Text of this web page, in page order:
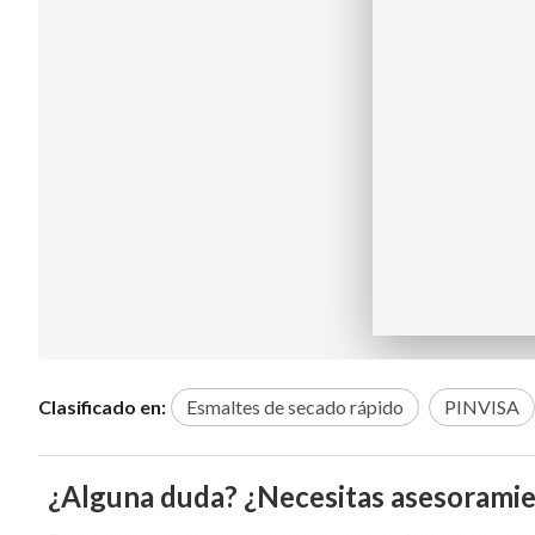
Clasificado en: Esmaltes de secado rápido PINVISA
¿Alguna duda? ¿Necesitas